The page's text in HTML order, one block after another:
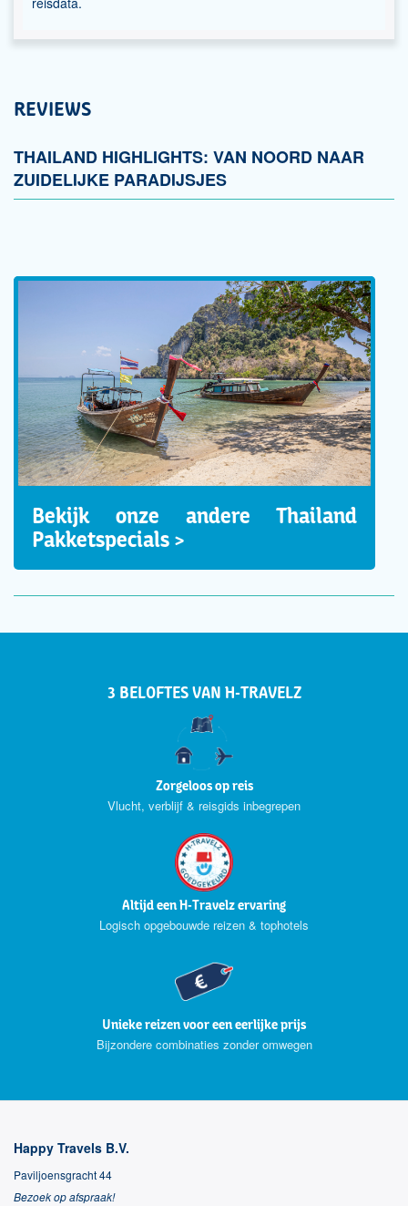
REVIEWS
THAILAND HIGHLIGHTS: VAN NOORD NAAR
ZUIDELIJKE PARADIJSJES
Bekijk onze andere Thailand
Pakketspecials >
3 BELOFTES VAN H-TRAVELZ
Zorgeloos op reis
Vlucht, verblijf & reisgids inbegrepen
Altijd een H-Travelz ervaring
Logisch opgebouwde reizen & tophotels
Unieke reizen voor een eerlijke prijs
Bijzondere combinaties zonder omwegen
Happy Travels B.V.
Paviljoensgracht 44
Bezoek op afspraak!